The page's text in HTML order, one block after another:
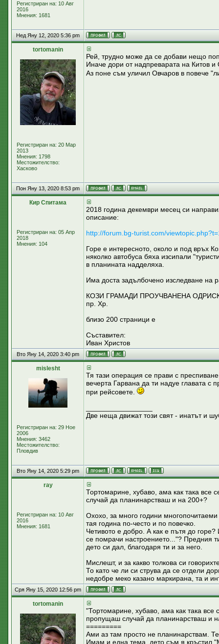
Регистриран на: 10 Авг
2016
Мнения: 1681
Нед Яну 12, 2020 5:36 pm
tortomanin
Регистриран на: 20 Мар
2013
Мнения: 1798
Местожителство:
Хасково
Рей, трудно може да се добави нещо
Иначе дори от надпреварата на Китов
Аз поне съм уличил Овчаров в повече
Пон Яну 13, 2020 8:53 pm
Кир Спитама
Регистриран на: 05 Апр
2018
Мнения: 104
2018 година декември месец си
описание:
http://forum.bg-turist.com/
Горе е интересното, около и под връх
няколко автобуса бяха изсипали
в планината надделяха.
Има доста задълбочено изследване на
КОЗИ ГРАМАДИ ПРОУЧВАНЕНА
пр. Хр.
близо 200 страници е
Съставител:
Иван Христов
Вто Яну 14, 2020 3:40 pm
mislesht
Регистриран на: 29 Ное
2006
Мнения: 3462
Местожителство:
Пловдив
Тя тази операция се прави с
вечерта Гарвана да ти надуе главата с
при рейсовете.
Две неща движат този свят - инатът и
Вто Яну 14, 2020 5:29 pm
ray
Регистриран на: 10 Авг
2016
Мнения: 1681
Тортомарине, хубаво, ама как така все
случай да планинарстваш и на 200+?
Охохо, за много години
тая година по-често и по повечко.
Четивото е добро. А как е пътя до
се помрачи настроението..."? Предния
дето си дал, благодаря ти и за него.
Мислешт, и за какво толкова си
То като че ли си струва да се отдели
недобре меко казано маркирана, та и
Сря Яну 15, 2020 12:56 pm
tortomanin
"Тортомарине, хубаво, ама как така все
пропущаш случай да планинарстваш и
=========
Ами аз там просто не планинарствам.
Имам и една тема, дето съм я кръстил